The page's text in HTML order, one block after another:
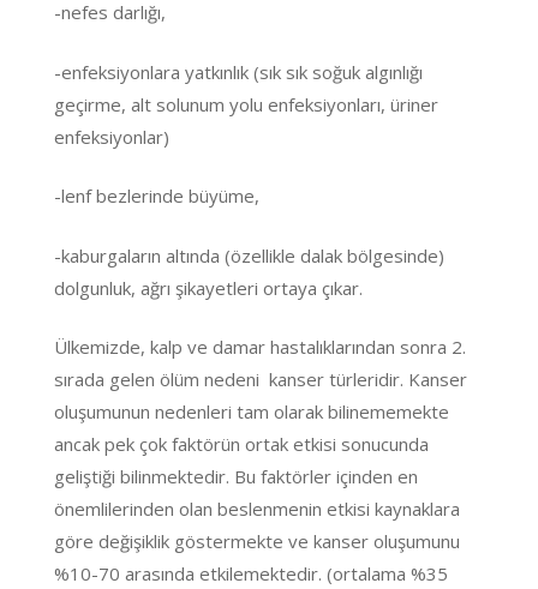
-nefes darlığı,
-enfeksiyonlara yatkınlık (sık sık soğuk algınlığı
geçirme, alt solunum yolu enfeksiyonları, üriner
enfeksiyonlar)
-lenf bezlerinde büyüme,
-kaburgaların altında (özellikle dalak bölgesinde)
dolgunluk, ağrı şikayetleri ortaya çıkar.
Ülkemizde, kalp ve damar hastalıklarından sonra 2.
sırada gelen ölüm nedeni kanser türleridir. Kanser
oluşumunun nedenleri tam olarak bilinememekte
ancak pek çok faktörün ortak etkisi sonucunda
geliştiği bilinmektedir. Bu faktörler içinden en
önemlilerinden olan beslenmenin etkisi kaynaklara
göre değişiklik göstermekte ve kanser oluşumunu
%10-70 arasında etkilemektedir. (ortalama %35